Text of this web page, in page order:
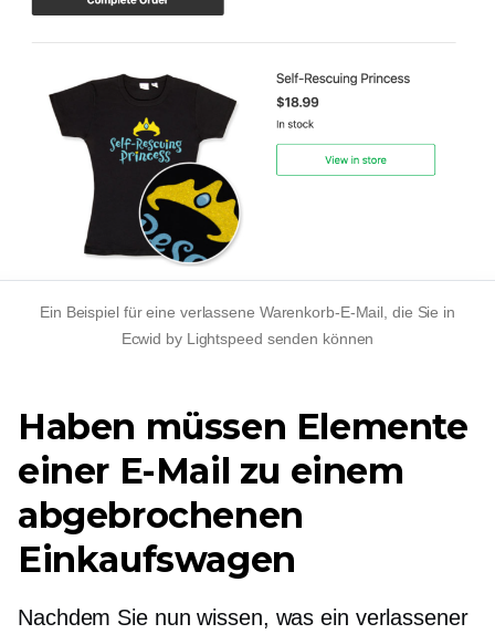
Ein Beispiel für eine verlassene Warenkorb-E-Mail, die Sie in
Ecwid by Lightspeed senden können
Haben müssen Elemente
einer E-Mail zu einem
abgebrochenen
Einkaufswagen
Nachdem Sie nun wissen, was ein verlassener